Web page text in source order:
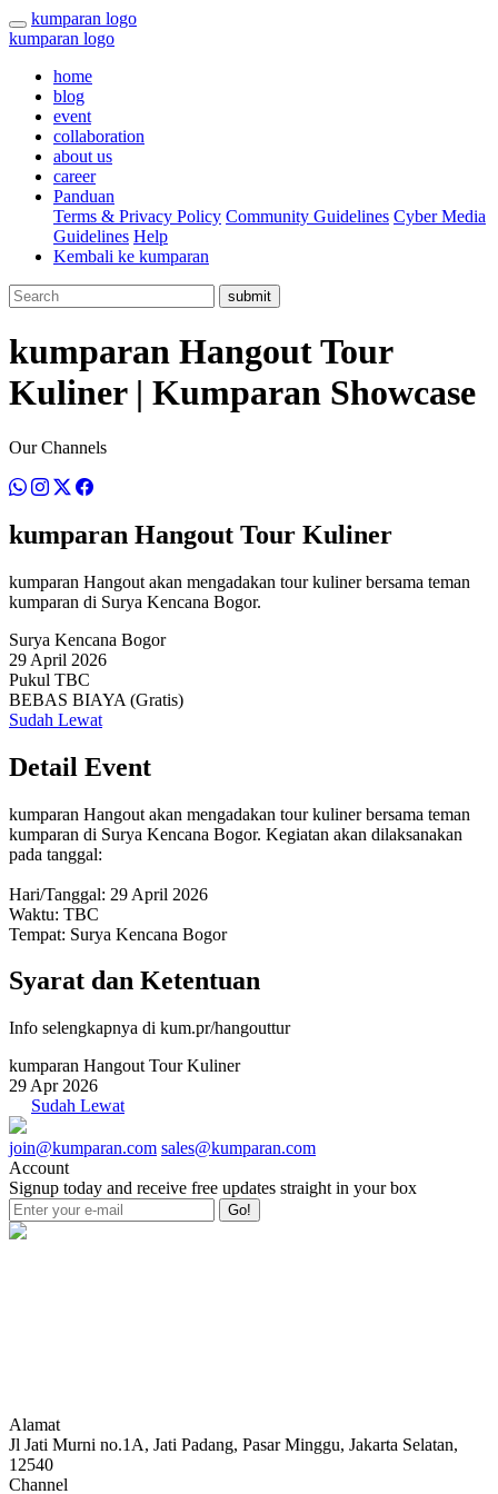
kumparan logo
kumparan logo
home
blog
event
collaboration
about us
career
Panduan
Terms & Privacy Policy Community Guidelines Cyber Media
Guidelines Help
Kembali ke kumparan
submit
kumparan Hangout Tour
Kuliner | Kumparan Showcase
Our Channels
kumparan Hangout Tour Kuliner
kumparan Hangout akan mengadakan tour kuliner bersama teman
kumparan di Surya Kencana Bogor.
Surya Kencana Bogor
29 April 2026
Pukul TBC
BEBAS BIAYA (Gratis)
Sudah Lewat
Detail Event
kumparan Hangout akan mengadakan tour kuliner bersama teman
kumparan di Surya Kencana Bogor. Kegiatan akan dilaksanakan
pada tanggal:
Hari/Tanggal: 29 April 2026
Waktu: TBC
Tempat: Surya Kencana Bogor
Syarat dan Ketentuan
Info selengkapnya di kum.pr/hangouttur
kumparan Hangout Tour Kuliner
29 Apr 2026
Sudah Lewat
join@kumparan.com sales@kumparan.com
Account
Signup today and receive free updates straight in your box
Go!
Alamat
Jl Jati Murni no.1A, Jati Padang, Pasar Minggu, Jakarta Selatan,
12540
Channel